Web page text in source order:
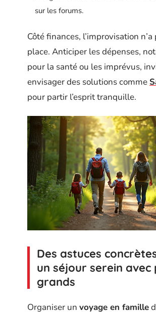
sur les forums.
Côté finances, l’improvisation n’a
place. Anticiper les dépenses,
pour la santé ou les imprévus,
envisager des solutions comme
pour partir l’esprit tranquille.
Des astuces
un séjour serein
grands
Organiser un voyage en famille